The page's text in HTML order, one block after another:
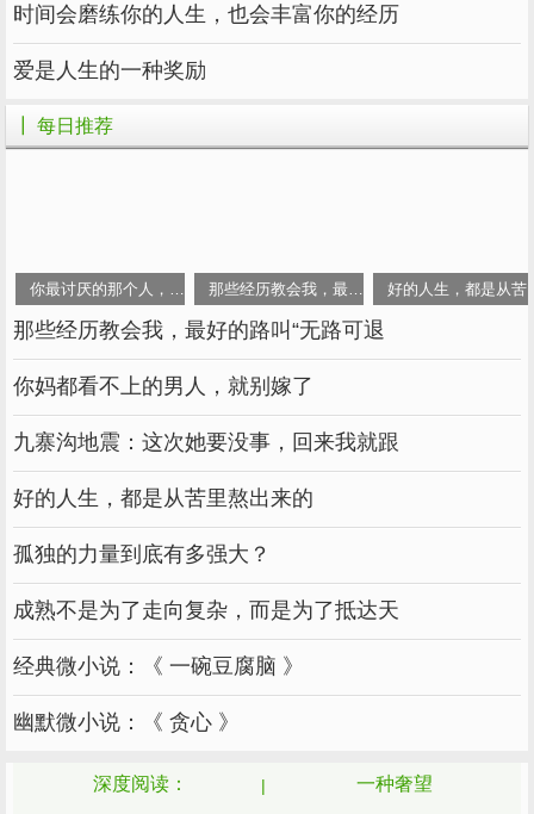
时间会磨练你的人生，也会丰富你的经历
爱是人生的一种奖励
┃ 每日推荐
你最讨厌的那个人，不过是另一个自己那些经历教会我，最好的路叫“无路可退”
好的人生，都是从苦
那些经历教会我，最好的路叫“无路可退
你妈都看不上的男人，就别嫁了
九寨沟地震：这次她要没事，回来我就跟
好的人生，都是从苦里熬出来的
孤独的力量到底有多强大？
成熟不是为了走向复杂，而是为了抵达天
经典微小说：《 一碗豆腐脑 》
幽默微小说：《 贪心 》
深度阅读： 一种奢望